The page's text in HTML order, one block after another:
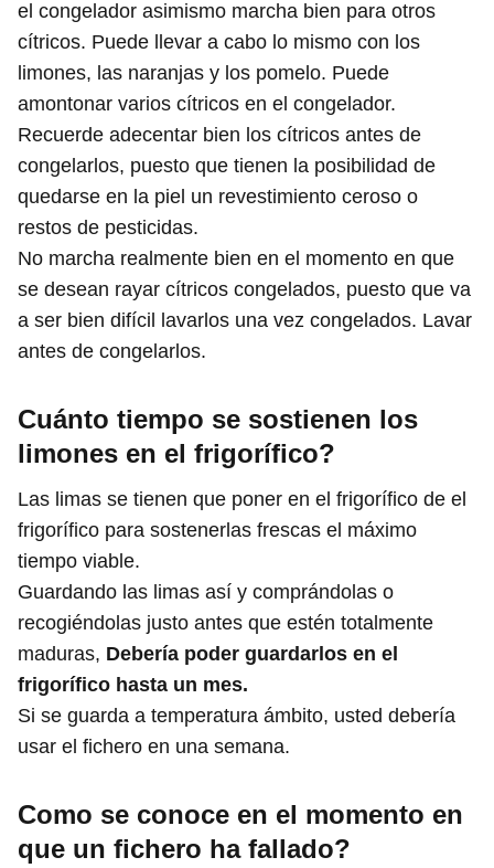
el congelador asimismo marcha bien para otros
cítricos. Puede llevar a cabo lo mismo con los
limones, las naranjas y los pomelo. Puede
amontonar varios cítricos en el congelador.
Recuerde adecentar bien los cítricos antes de
congelarlos, puesto que tienen la posibilidad de
quedarse en la piel un revestimiento ceroso o
restos de pesticidas.
No marcha realmente bien en el momento en que
se desean rayar cítricos congelados, puesto que va
a ser bien difícil lavarlos una vez congelados. Lavar
antes de congelarlos.
Cuánto tiempo se sostienen los
limones en el frigorífico?
Las limas se tienen que poner en el frigorífico de el
frigorífico para sostenerlas frescas el máximo
tiempo viable.
Guardando las limas así y comprándolas o
recogiéndolas justo antes que estén totalmente
maduras, Debería poder guardarlos en el
frigorífico hasta un mes.
Si se guarda a temperatura ámbito, usted debería
usar el fichero en una semana.
Como se conoce en el momento en
que un fichero ha fallado?